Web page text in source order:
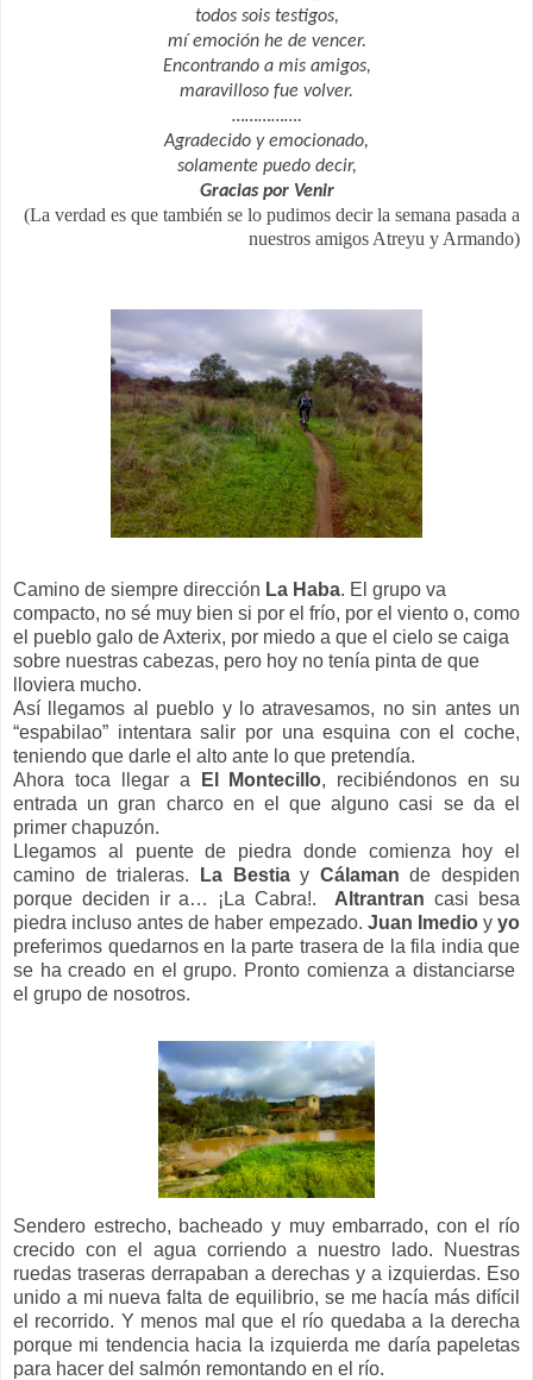
todos sois testigos,
mí emoción he de vencer.
Encontrando a mis amigos,
maravilloso fue volver.
…………….
Agradecido y emocionado,
solamente puedo decir,
Gracias por Venir
(La verdad es que también se lo pudimos decir la semana pasada a
nuestros amigos Atreyu y Armando)
Camino de siempre dirección La Haba. El grupo va
compacto, no sé muy bien si por el frío, por el viento o, como
el pueblo galo de Axterix, por miedo a que el cielo se caiga
sobre nuestras cabezas, pero hoy no tenía pinta de que
lloviera mucho.
Así llegamos al pueblo y lo atravesamos, no sin antes un
“espabilao” intentara salir por una esquina con el coche,
teniendo que darle el alto ante lo que pretendía.
Ahora toca llegar a
El Montecillo, recibiéndonos en su
entrada un gran charco en el que alguno casi se da el
primer chapuzón.
Llegamos al puente de piedra donde comienza hoy el
camino de trialeras.
La Bestiay Cálaman de despiden
porque deciden ir a… ¡La Cabra!.
Altrantran casi besa
piedra incluso antes de haber empezado. Juan Imedioyyo
preferimos quedarnos en la parte trasera de la fila india que
se ha creado en el grupo. Pronto comienza a distanciarse
el grupo de nosotros.
Sendero estrecho, bacheado y muy embarrado, con el río
crecido con el agua corriendo a nuestro lado. Nuestras
ruedas traseras derrapaban a derechas y a izquierdas. Eso
unido a mi nueva falta de equilibrio, se me hacía más difícil
el recorrido. Y menos mal que el río quedaba a la derecha
porque mi tendencia hacia la izquierda me daría papeletas
para hacer del salmón remontando en el río.